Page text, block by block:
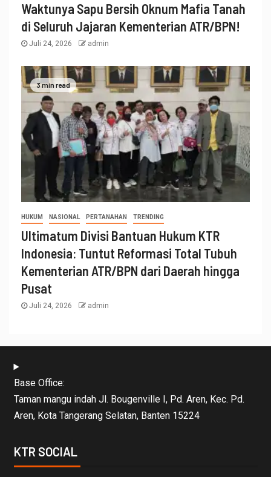
Waktunya Sapu Bersih Oknum Mafia Tanah
di Seluruh Jajaran Kementerian ATR/BPN!
Juli 24, 2026 admin
3 min read
HUKUM NASIONAL PERTANAHAN TRENDING
Ultimatum Divisi Bantuan Hukum KTR
Indonesia: Tuntut Reformasi Total Tubuh
Kementerian ATR/BPN dari Daerah hingga
Pusat
Juli 24, 2026 admin
Base Office:
Taman mangu indah Jl. Bougenville I, Pd. Aren, Kec. Pd.
Aren, Kota Tangerang Selatan, Banten 15224
KTR SOCIAL